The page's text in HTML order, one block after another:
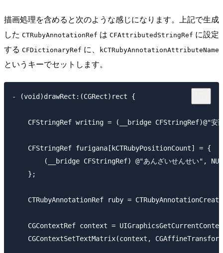
描画処理を含めると次のような感じになります。上記で生成
した CTRubyAnnotationRef は CFAttributedStringRef に設定
する CFDictionaryRef に、 kCTRubyAnnotationAttributeName
というキーでセットします。
- (void)drawRect:(CGRect)rect {
CFStringRef writing = (__bridge CFStringRef)@"安
    CFStringRef furigana[kCTRubyPositionCount] = {
(__bridge CFStringRef) @"あんざいせんせい",
    };
CTRubyAnnotationRef ruby =
CGContextRef context =
CGContextSetTextMatrix(context,